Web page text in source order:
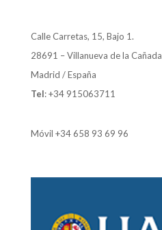
Calle Carretas, 15, Bajo 1.
28691 – Villanueva de la Cañada
Madrid / España
Tel:+34 915063711
Móvil +34 658 93 69 96